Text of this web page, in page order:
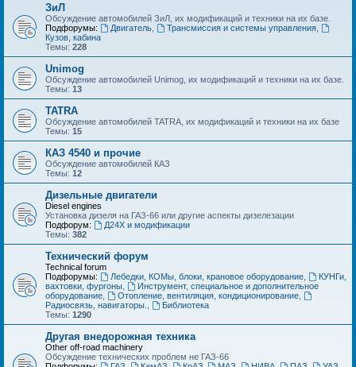
ЗиЛ
Обсуждение автомобилей ЗиЛ, их модификаций и техники на их базе.
Подфорумы:
Двигатель, Трансмиссия и системы управления,
Кузов, кабина
Темы: 228
Unimog
Обсуждение автомобилей Unimog, их модификаций и техники на их базе.
Темы: 13
TATRA
Обсуждение автомобилей TATRA, их модификаций и техники на их базе
Темы: 15
КАЗ 4540 и прочие
Обсуждение автомобилей КАЗ
Темы: 12
Дизельные двигатели
Diesel engines
Установка дизеля на ГАЗ-66 или другие аспекты дизелезации
Подфорум:
Д24Х и модификации
Темы: 382
Технический форум
Technical forum
Подфорумы:
Лебедки, КОМы, блоки, крановое оборудование,
КУНГи,
вахтовки, фургоны
Инструмент, специальное и дополнительное
оборудование
Отопление, вентиляция, кондиционирование,
Радиосвязь, навигаторы.
Библиотека
Темы: 1290
Другая внедорожная техника
Other off-road machinery
Обсуждение технических проблем не ГАЗ-66